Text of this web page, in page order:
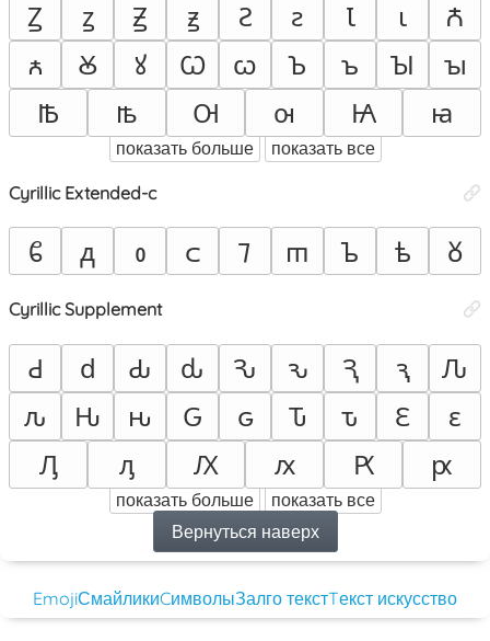
Ꙁ ꙁ Ꙃ ꙃ Ꙅ ꙅ Ꙇ ꙇ
Ꙉ
ꙉ
Ꙋ ꙋ Ꙍ ꙍ Ꙏ ꙏ Ꙑ
ꙑ
Ꙓ
ꙓ Ꙕ ꙕ Ꙗ ꙗ
показать больше показать все
Cyrillic Extended-c
ᲀ ᲁ ᲂ ᲃ ᲄ ᲅ ᲆ ᲇ ᲈ
Cyrillic Supplement
Ԁ ԁ Ԃ ԃ Ԅ ԅ Ԇ ԇ
Ԉ
ԉ
Ԋ ԋ Ԍ ԍ Ԏ ԏ Ԑ
ԑ
Ԓ
ԓ Ԕ ԕ Ԗ ԗ
показать больше
показать все
Вернуться наверх
EmojiСмайликиCимволыЗалго текстTекст искусство